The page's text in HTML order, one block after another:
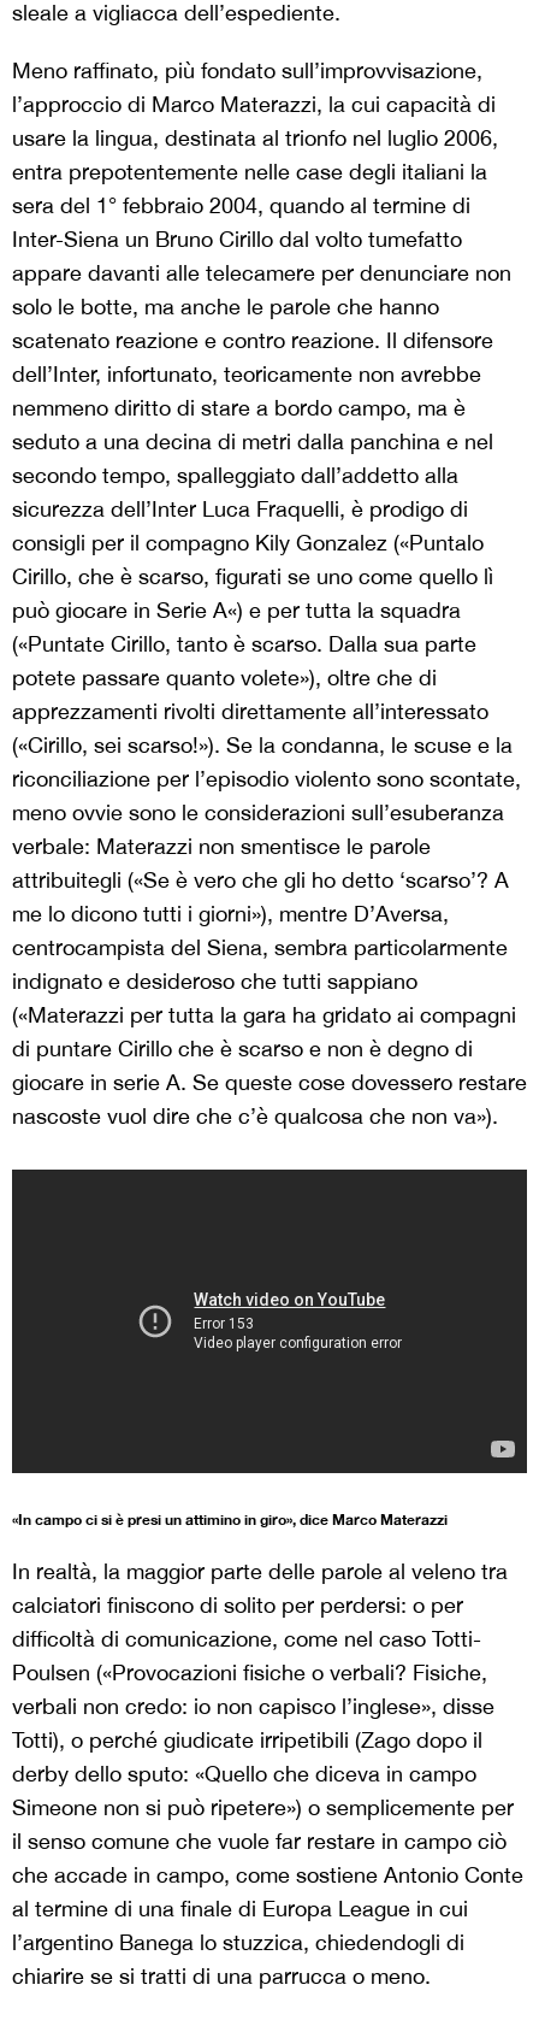
sleale a vigliacca dell’espediente.
Meno raffinato, più fondato sull’improvvisazione,
l’approccio di Marco Materazzi, la cui capacità di
usare la lingua, destinata al trionfo nel luglio 2006,
entra prepotentemente nelle case degli italiani la
sera del 1° febbraio 2004, quando al termine di
Inter-Siena un Bruno Cirillo dal volto tumefatto
appare davanti alle telecamere per denunciare non
solo le botte, ma anche le parole che hanno
scatenato reazione e contro reazione. Il difensore
dell’Inter, infortunato, teoricamente non avrebbe
nemmeno diritto di stare a bordo campo, ma è
seduto a una decina di metri dalla panchina e nel
secondo tempo, spalleggiato dall’addetto alla
sicurezza dell’Inter Luca Fraquelli, è prodigo di
consigli per il compagno Kily Gonzalez («Puntalo
Cirillo, che è scarso, figurati se uno come quello lì
può giocare in Serie A«) e per tutta la squadra
(«Puntate Cirillo, tanto è scarso. Dalla sua parte
potete passare quanto volete»), oltre che di
apprezzamenti rivolti direttamente all’interessato
(«Cirillo, sei scarso!»). Se la condanna, le scuse e la
riconciliazione per l’episodio violento sono scontate,
meno ovvie sono le considerazioni sull’esuberanza
verbale: Materazzi non smentisce le parole
attribuitegli («Se è vero che gli ho detto ‘scarso’? A
me lo dicono tutti i giorni»), mentre D’Aversa,
centrocampista del Siena, sembra particolarmente
indignato e desideroso che tutti sappiano
(«Materazzi per tutta la gara ha gridato ai compagni
di puntare Cirillo che è scarso e non è degno di
giocare in serie A. Se queste cose dovessero restare
nascoste vuol dire che c’è qualcosa che non va»).
«In campo ci si è presi un attimino in giro», dice Marco Materazzi
In realtà, la maggior parte delle parole al veleno tra
calciatori finiscono di solito per perdersi: o per
difficoltà di comunicazione, come nel caso Totti-
Poulsen («Provocazioni fisiche o verbali? Fisiche,
verbali non credo: io non capisco l’inglese», disse
Totti), o perché giudicate irripetibili (Zago dopo il
derby dello sputo: «Quello che diceva in campo
Simeone non si può ripetere») o semplicemente per
il senso comune che vuole far restare in campo ciò
che accade in campo, come sostiene Antonio Conte
al termine di una finale di Europa League in cui
l’argentino Banega lo stuzzica, chiedendogli di
chiarire se si tratti di una parrucca o meno.